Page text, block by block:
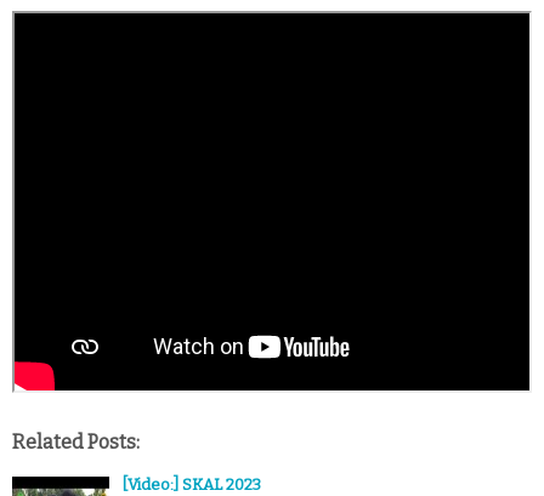
Related Posts:
[Video:] SKAL 2023